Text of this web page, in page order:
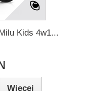
Kids 4w1...
Więcej